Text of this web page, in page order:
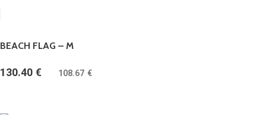
BEACH FLAG – M
130.40 € 108.67 €